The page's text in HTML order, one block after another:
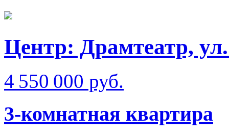
Центр: Драмтеатр,
4 550 000 руб.
3-комнатная квартира